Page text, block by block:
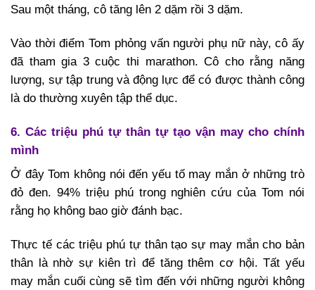
Sau một tháng, cô tăng lên 2 dặm rồi 3 dặm.
Vào thời điểm Tom phỏng vấn người phụ nữ này, cô ấy
đã tham gia 3 cuộc thi marathon. Cô cho rằng năng
lượng, sự tập trung và động lực để có được thành công
là do thường xuyên tập thể dục.
6. Các triệu phú tự thân tự tạo vận may cho chính
mình
Ở đây Tom không nói đến yếu tố may mắn ở những trò
đỏ đen. 94% triệu phú trong nghiên cứu của Tom nói
rằng họ không bao giờ đánh bạc.
Thực tế các triệu phú tự thân tạo sự may mắn cho bản
thân là nhờ sự kiên trì để tăng thêm cơ hội. Tất yếu
may mắn cuối cùng sẽ tìm đến với những người không